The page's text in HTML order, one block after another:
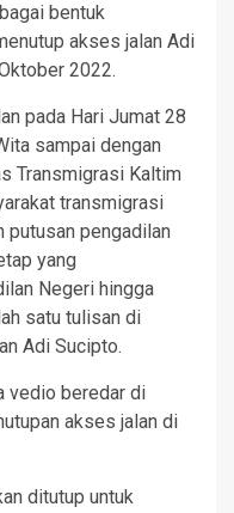
bentuk
akses jalan Adi
2022.
pada Hari Jumat 28
sampai dengan
Transmigrasi Kaltim
transmigrasi
pengadilan
yang
Negeri hingga
satu tulisan di
Adi Sucipto.
vedio beredar di
akses jalan di
ditutup untuk